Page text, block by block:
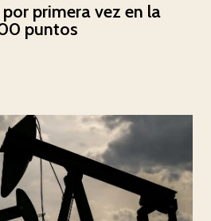
primera vez en la
puntos